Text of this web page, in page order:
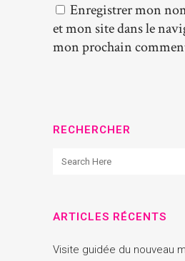
Enregistrer mon
et mon site dans le
mon prochain
RECHERCHER
ARTICLES RÉCENTS
Visite guidée du nouveau